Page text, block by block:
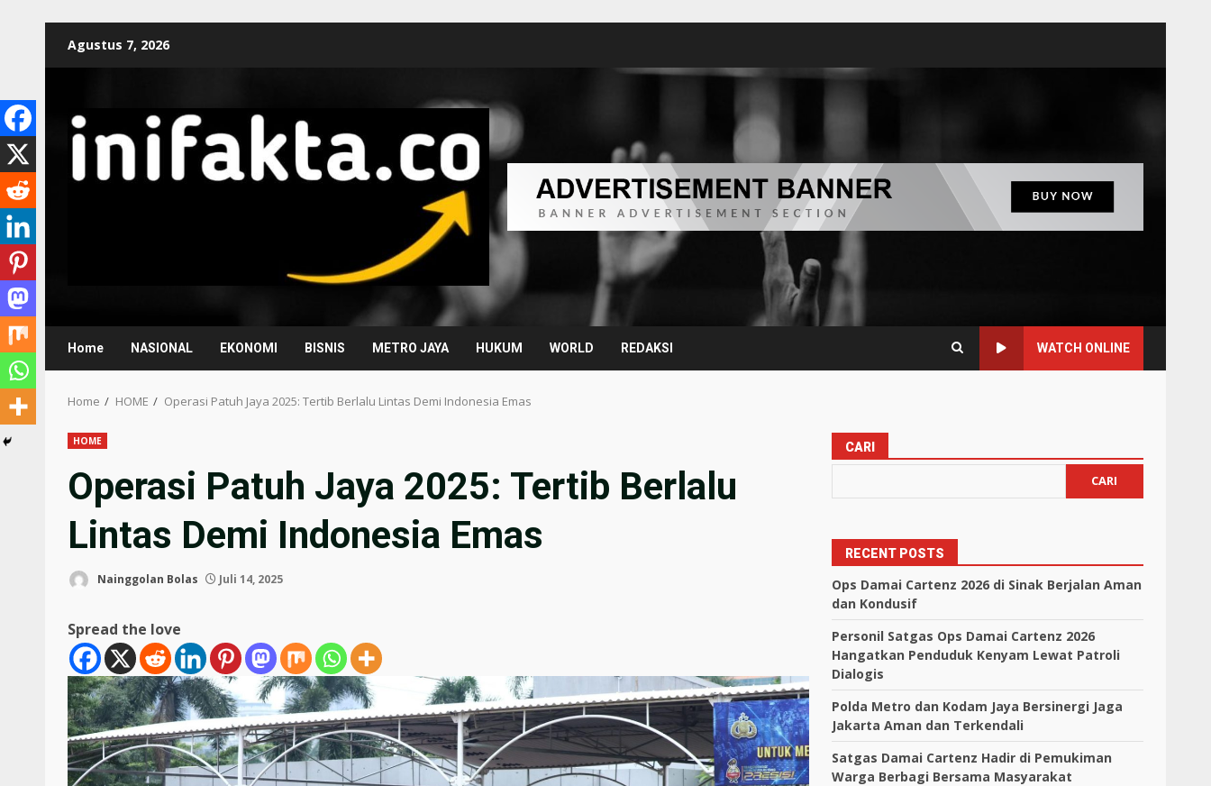
Agustus 7, 2026
Home NASIONAL EKONOMI BISNIS METRO JAYA HUKUM WORLD REDAKSI WATCH ONLINE
Home HOME Operasi Patuh Jaya 2025: Tertib Berlalu Lintas Demi Indonesia Emas
HOME
Operasi Patuh Jaya 2025: Tertib Berlalu
Lintas Demi Indonesia Emas
Nainggolan Bolas Juli 14, 2025
Spread the love
CARI
CARI
RECENT POSTS
Ops Damai Cartenz 2026 di Sinak Berjalan Aman
dan Kondusif
Personil Satgas Ops Damai Cartenz 2026
Hangatkan Penduduk Kenyam Lewat Patroli
Dialogis
Polda Metro dan Kodam Jaya Bersinergi Jaga
Jakarta Aman dan Terkendali
Satgas Damai Cartenz Hadir di Pemukiman
Warga Berbagi Bersama Masyarakat